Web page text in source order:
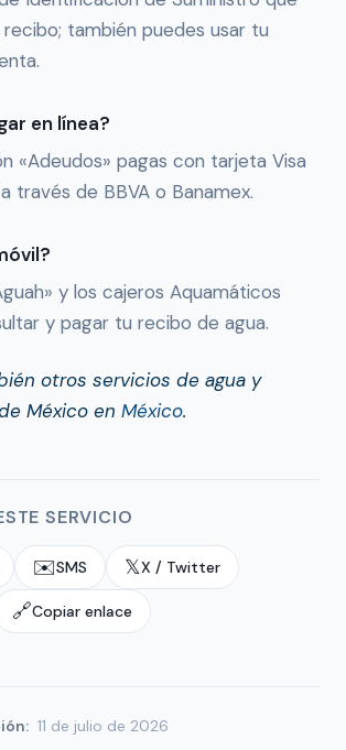
también puedes usar tu
en línea?
«Adeudos» pagas con tarjeta Visa
través de BBVA o Banamex.
y los cajeros Aquamáticos
y pagar tu recibo de agua.
otros servicios de agua y
México en México.
SERVICIO
✉️SMS 𝕏X / Twitter
🔗Copiar enlace
11 de julio de 2026